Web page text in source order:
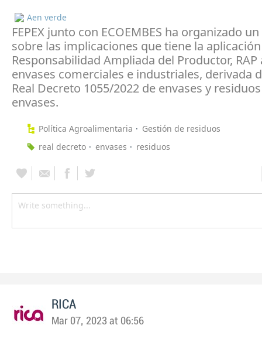
Aen verde
FEPEX junto con ECOEMBES ha organizado
sobre las implicaciones que tiene la
Responsabilidad Ampliada del Productor, RAP
envases comerciales e industriales, derivada
Real Decreto 1055/2022 de envases y
envases.
Política Agroalimentaria
Gestión de residuos
real decreto
envases residuos
RICA
Mar 07, 2023 at 06:56